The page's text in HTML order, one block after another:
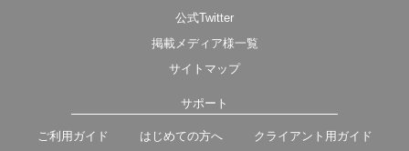
公式Twitter
掲載メディア様一覧
サイトマップ
サポート
ご利用ガイド はじめての方へ クライアント用ガイド